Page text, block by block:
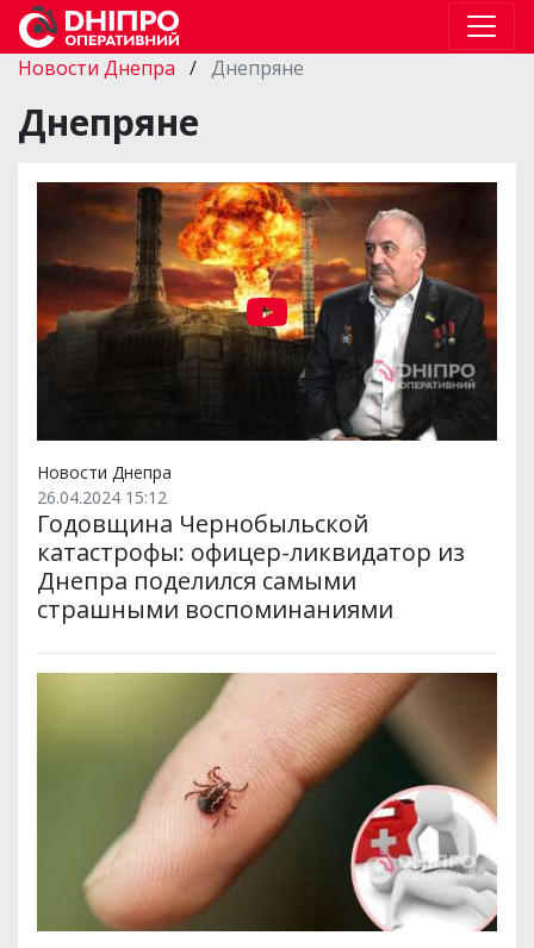
Новости Днепра / Днепряне
Днепряне
Новости Днепра
26.04.2024 15:12
Годовщина Чернобыльской
катастрофы: офицер-ликвидатор из
Днепра поделился самыми
страшными воспоминаниями